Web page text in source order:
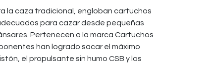
la caza tradicional, engloban cartuchos
para cazar desde pequeñas
Pertenecen a la marca Cartuchos
han logrado sacar el máximo
el propulsante sin humo CSB y los